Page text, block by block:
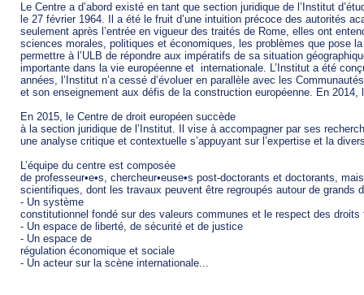
Le Centre a d’abord existé en tant que section juridique de l’Institut
le 27 février 1964. Il a été le fruit d’une intuition précoce des autorités
seulement après l’entrée en vigueur des traités de Rome, elles ont
sciences morales, politiques et économiques, les problèmes que pose
permettre à l’ULB de répondre aux impératifs de sa situation
importante dans la vie européenne et  internationale. L’Institut a été
années, l’Institut n’a cessé d’évoluer en parallèle avec les
et son enseignement aux défis de la construction européenne. En 2014,
En 2015, le Centre de droit européen succède
à la section juridique de l’Institut. Il vise à accompagner par ses
une analyse critique et contextuelle s’appuyant sur l’expertise et la
L’équipe du centre est composée
de professeur•e•s, chercheur•euse•s post-doctorants et doctorants,
scientifiques, dont les travaux peuvent être regroupés autour de grands
- Un système
constitutionnel fondé sur des valeurs communes et le respect des droits
- Un espace de liberté, de sécurité et de justice
- Un espace de
régulation économique et sociale
- Un acteur sur la scène internationale...